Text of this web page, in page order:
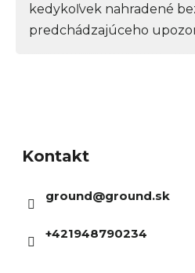
kedykoľvek nahradené
predchádzajúceho
Kontakt
ground@ground.sk
+421948790234